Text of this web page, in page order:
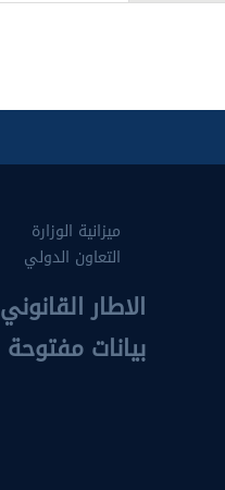
ميزانية الوزارة
التعاون الدولي
الاطار القانوني
بيانات مفتوحة